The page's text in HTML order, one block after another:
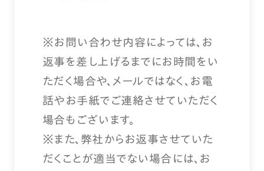
※お問い合わせ内容によっては、お
返事を差し上げるまでにお時間をい
ただく場合や、メールではなく、お電
話やお手紙でご連絡させていただく
場合もございます。
※また、弊社からお返事させていた
だくことが適当でない場合には、お